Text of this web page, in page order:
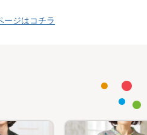
ージはコチラ